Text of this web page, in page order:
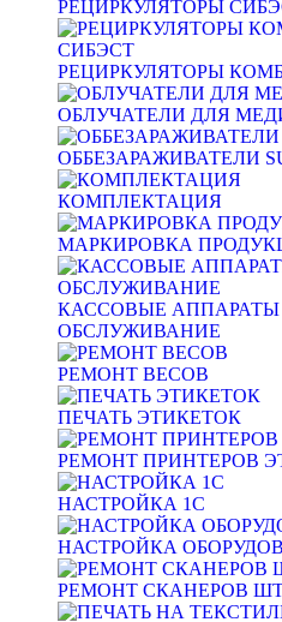
РЕЦИРКУЛЯТОРЫ
РЕЦИРКУЛЯТОРЫ
ОБЛУЧАТЕЛИ ДЛЯ
ОББЕЗАРАЖИВАТЕЛИ
КОМПЛЕКТАЦИЯ
МАРКИРОВКА
КАССОВЫЕ АППАРАТЫ
ОБСЛУЖИВАНИЕ
РЕМОНТ ВЕСОВ
ПЕЧАТЬ ЭТИКЕТОК
РЕМОНТ ПРИНТЕРОВ
НАСТРОЙКА 1С
НАСТРОЙКА
РЕМОНТ СКАНЕРОВ